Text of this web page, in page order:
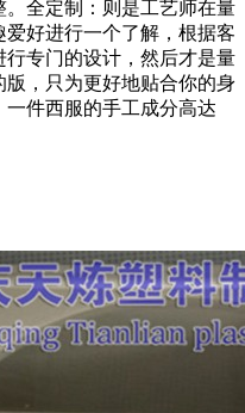
全定制：则是工艺师在量
好进行一个了解，根据客
行专门的设计，然后才是量
，只为更好地贴合你的身
件西服的手工成分高达